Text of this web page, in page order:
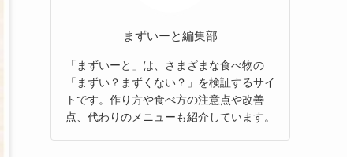
まずいーと編集部
「まずいーと」は、さまざまな食べ物の
「まずい？まずくない？」を検証するサイ
トです。作り方や食べ方の注意点や改善
点、代わりのメニューも紹介しています。